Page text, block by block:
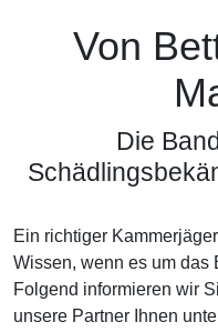
Von
Die
Ein richtiger
Wissen, wenn es um das
Folgend informieren wir
unsere Partner Ihnen